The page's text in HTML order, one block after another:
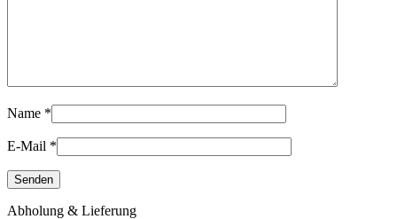
Name *
E-Mail *
Abholung & Lieferung